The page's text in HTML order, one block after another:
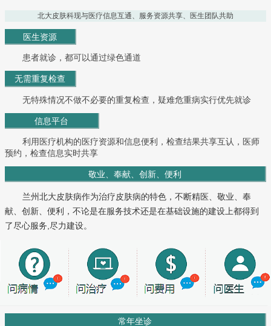
北大皮肤科现与医疗信息互通、服务资源共享、医生团队共助
医生资源
患者就诊，都可以通过绿色通道
无需重复检查
无特殊情况不做不必要的重复检查，疑难危重病实行优先就诊
信息平台
利用医疗机构的医疗资源和信息便利，检查结果共享互认，医师
预约，检查信息实时共享
敬业、奉献、创新、便利
兰州北大皮肤病作为治疗皮肤病的特色，不断精医、敬业、奉
献、创新、便利，不论是在服务技术还是在基础设施的建设上都得到
了尽心服务,尽力建设。
常年坐诊